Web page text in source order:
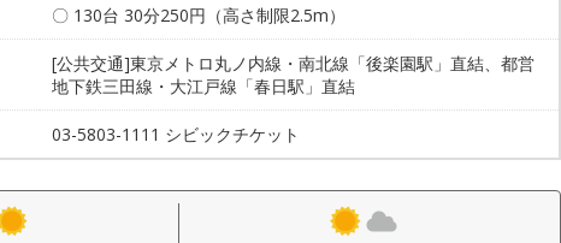
〇 130台 30分250円（高さ制限2.5m）
[公共交通]東京メトロ丸ノ内線・南北線「後楽園駅」直結、都営
地下鉄三田線・大江戸線「春日駅」直結
03-5803-1111 シビックチケット